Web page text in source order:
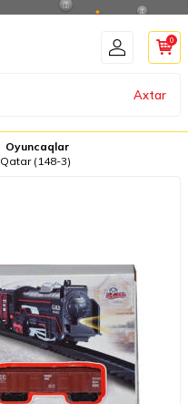
Axtar
0
Oyuncaqlar
Qatar (148-3)